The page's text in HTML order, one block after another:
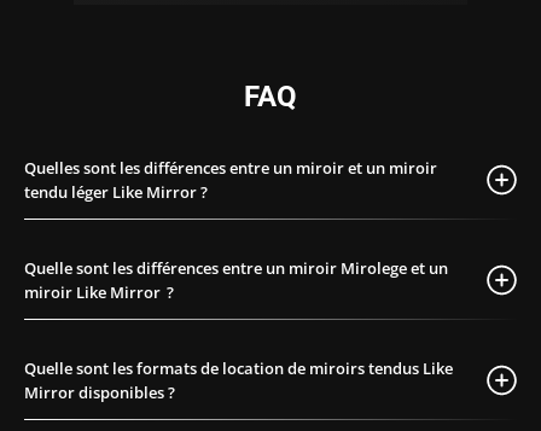
FAQ
Quelles sont les différences entre un miroir et un miroir
tendu léger Like Mirror ?
Quelle sont les différences entre un miroir Mirolege et un
miroir Like Mirror ?
Quelle sont les formats de location de miroirs tendus Like
Mirror disponibles ?